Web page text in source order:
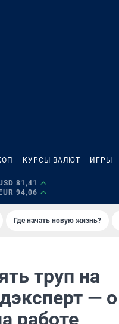
КУРСЫ ВАЛЮТ ИГРЫ
81,41
EUR 94,06
Где начать новую жизнь?
труп на
— о
работе